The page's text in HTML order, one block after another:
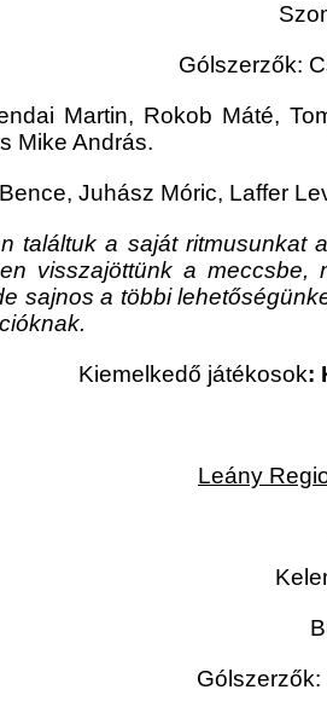
Gólszerzők:
Martin, Rokob Máté,
Mike András.
Juhász Móric, Laffer
találtuk a saját ritmusunkat
visszajöttünk a
sajnos a többi
Kiemelkedő játékosok:
Leány
Gólszerzők: